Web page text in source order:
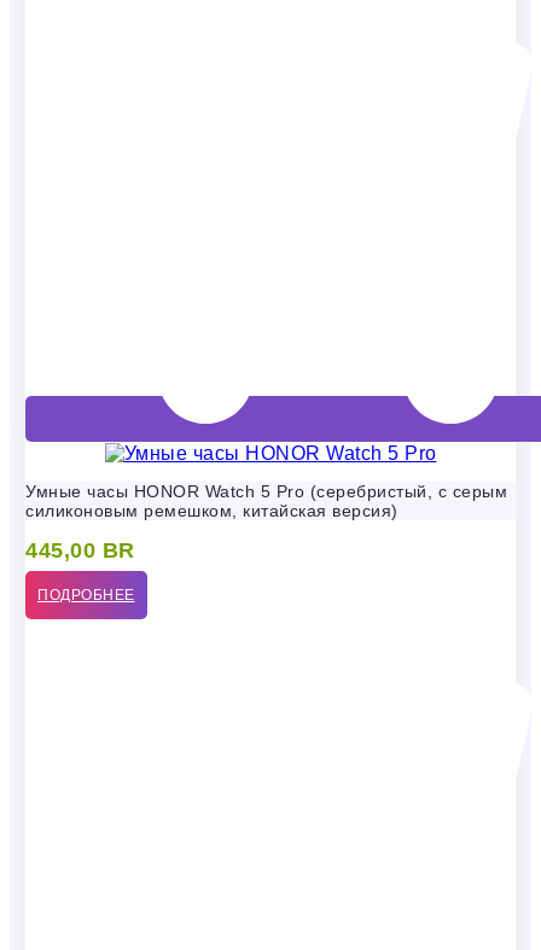
Умные часы HONOR Watch 5 Pro (серебристый, с серым
силиконовым ремешком, китайская версия)
445,00 BR
ПОДРОБНЕЕ